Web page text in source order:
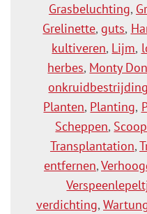
Grasbeluchting,
Grelinette,guts,
kultiveren, Lijm,
herbes, Monty Don
onkruidbestrijding
Planten, Planting,
Scheppen,
Transplantation,
entfernen,
verdichting,